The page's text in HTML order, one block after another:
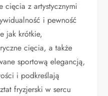
cięcia z artystycznymi
i pewność
jak krótkie,
cięcia, a także
sportową elegancją,
i podkreślają
fryzjerski w sercu